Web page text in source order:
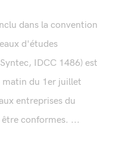
dans la convention
d'études
IDCC 1486) est
matin du 1er juillet
entreprises du
conformes. ...